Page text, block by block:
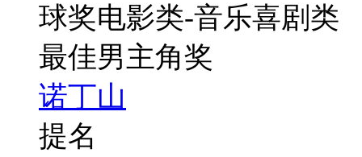
球奖电影类-音乐喜剧类
最佳男主角奖
诺丁山
提名